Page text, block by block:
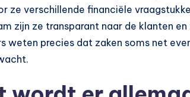
ze verschillende financiële
zijn ze transparant naar de klanten
weten precies dat zaken soms net